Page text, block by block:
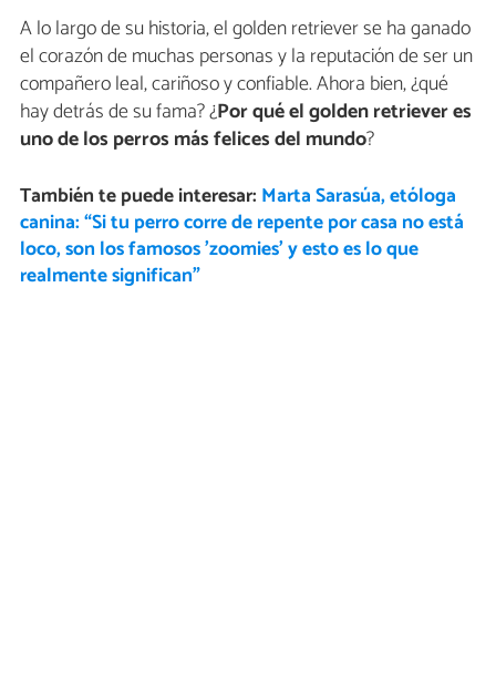
A lo largo de su historia, el golden retriever se ha ganado
el corazón de muchas personas y la reputación de ser un
compañero leal, cariñoso y confiable. Ahora bien, ¿qué
hay detrás de su fama? ¿Por qué el golden retriever es
uno de los perros más felices del mundo?
También te puede interesar: Marta Sarasúa, etóloga
canina: “Si tu perro corre de repente por casa no está
loco, son los famosos 'zoomies' y esto es lo que
realmente significan”